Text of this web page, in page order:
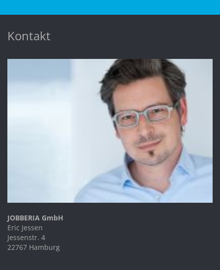
Kontakt
JOBBERIA GmbH
Eric Jessen
Jessenstr. 4
22767 Hamburg